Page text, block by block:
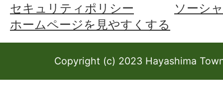
セキュリティポリシー
ソーシ
ホームページを見やすくする
Copyright (c) 2023 Hayashima